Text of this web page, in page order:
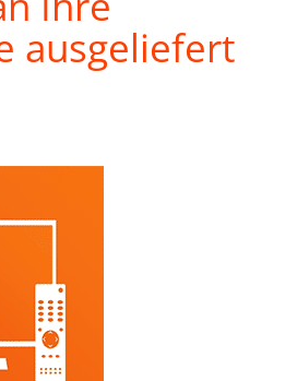
ausgeliefert